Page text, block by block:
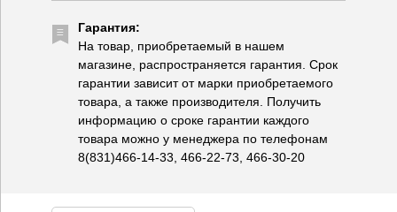
Гарантия:
На товар, приобретаемый в нашем
магазине, распространяется гарантия. Срок
гарантии зависит от марки приобретаемого
товара, а также производителя. Получить
информацию о сроке гарантии каждого
товара можно у менеджера по телефонам
8(831)466-14-33, 466-22-73, 466-30-20